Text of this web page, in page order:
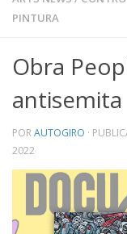
PINTURA
Obra
PORAUTOGIRO ·
2022